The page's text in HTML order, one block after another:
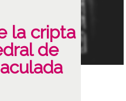
la cripta
de